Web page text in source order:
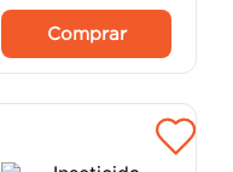
Comprar